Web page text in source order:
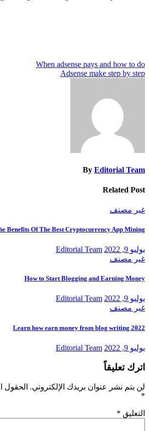
تصفّح
المقالات
When adsense pays and how to do
Adsense make step by step
By Editorial Team
Related Post
غير مصنف
Benefits Of The Best Cryptocurrency App Mining?
يوليو 9, 2022
Editorial Team
غير مصنف
How to Start Blogging and Earning Money
يوليو 9, 2022
Editorial Team
غير مصنف
Learn how earn money from blog writing 2022
يوليو 9, 2022 Editorial Team
اترك تعليقاً
لن يتم نشر عنوان بريدك الإلكتروني. الحقول
*
التعليق *